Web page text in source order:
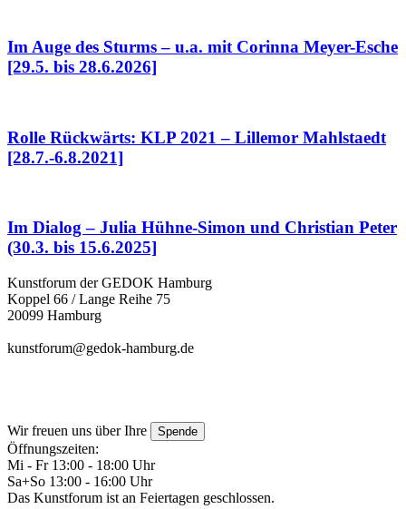
Im Auge des Sturms – u.a. mit Corinna Meyer-Esche
[29.5. bis 28.6.2026]
Rolle Rückwärts: KLP 2021 – Lillemor Mahlstaedt
[28.7.-6.8.2021]
Im Dialog – Julia Hühne-Simon und Christian Peter
(30.3. bis 15.6.2025]
Kunstforum der GEDOK Hamburg
Koppel 66 / Lange Reihe 75
20099 Hamburg
kunstforum@gedok-hamburg.de
Wir freuen uns über Ihre Spende
Öffnungszeiten:
Mi - Fr 13:00 - 18:00 Uhr
Sa+So 13:00 - 16:00 Uhr
Das Kunstforum ist an Feiertagen geschlossen.